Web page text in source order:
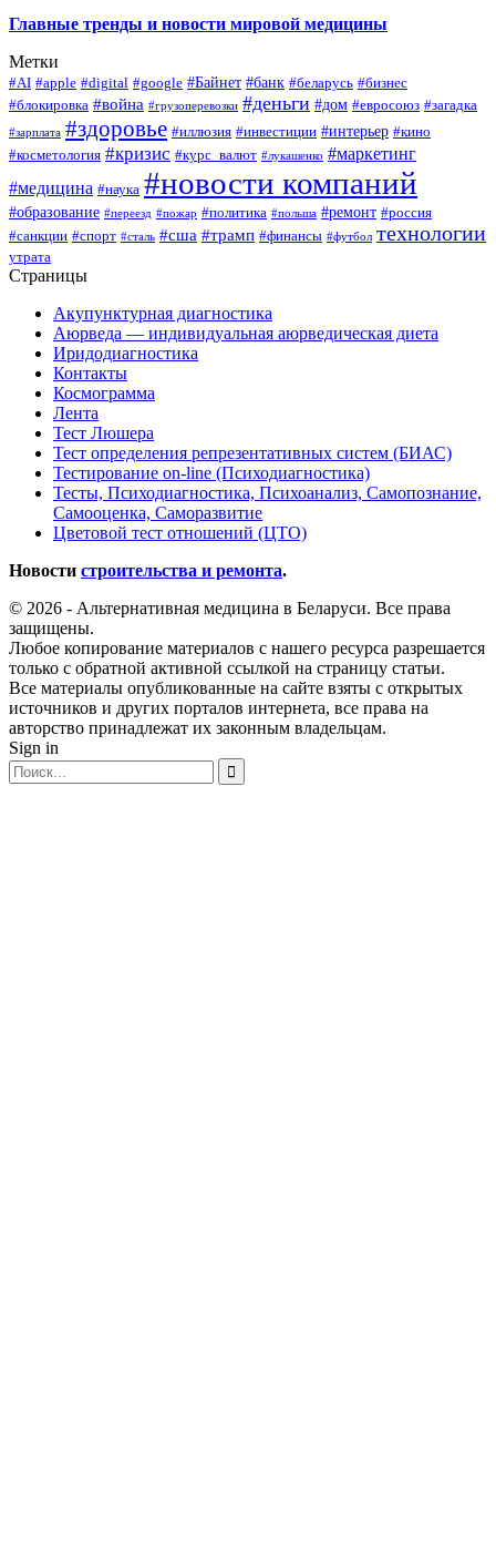
Главные тренды и новости мировой медицины
Метки
#AI #apple #digital #google #Байнет #банк #беларусь #бизнес
#блокировка #война #грузоперевозки #деньги #дом #евросоюз #загадка
#зарплата #здоровье #иллюзия #инвестиции #интерьер #кино
#косметология #кризис #курс_валют #лукашенко #маркетинг
#медицина #наука #новости компаний
#образование #переезд #пожар #политика #польша #ремонт #россия
#санкции #спорт #сталь #сша #трамп #финансы #футбол технологии
утрата
Страницы
Акупунктурная диагностика
Аюрведа — индивидуальная аюрведическая диета
Иридодиагностика
Контакты
Космограмма
Лента
Тест Люшера
Тест определения репрезентативных систем (БИАС)
Тестирование on-line (Психодиагностика)
Тесты, Психодиагностика, Психоанализ, Самопознание,
Самооценка, Саморазвитие
Цветовой тест отношений (ЦТО)
Новости строительства и ремонта.
© 2026 - Альтернативная медицина в Беларуси. Все права
защищены.
Любое копирование материалов с нашего ресурса разрешается
только с обратной активной ссылкой на страницу статьи.
Все материалы опубликованные на сайте взяты с открытых
источников и других порталов интернета, все права на
авторство принадлежат их законным владельцам.
Sign in